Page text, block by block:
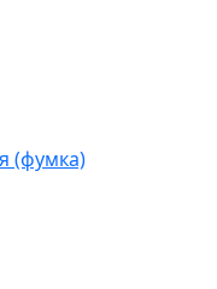
(фумка)